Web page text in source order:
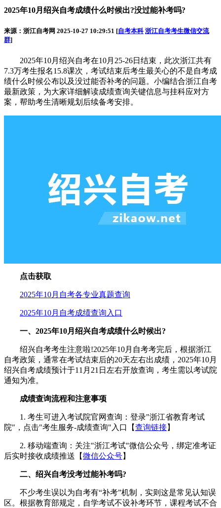
2025年10月绍兴自考成绩什么时候出?没过能补考吗?
来源：浙江自考网 2025-10-27 10:29:51 [自考本科 浙江自考考生微信交流
群]
2025年10月绍兴自考在10月25-26日结束，此次浙江共有
7.3万考生报名15.8课次，考试结束后考生最关心的不是自考成
绩什么时候公布以及没过能否补考的问题。小编结合浙江自考
最新政策，为大家详细解读成绩查询关键信息与挂科应对方
案，帮助考生清晰规划后续备考安排。
点击获取
2025年10月自考各专业真题查询
2025年10月自考成绩查询入口
一、2025年10月绍兴自考成绩什么时候出?
绍兴自考考生注意啦!2025年10月自考考完后，根据浙江
自考政策，通常在考试结束后的20天左右出成绩，2025年10月
绍兴自考成绩预计于11月21日左右开放查询，考生需以考试院
通知为准。
成绩查询流程和注意事项
1. 考生可进入考试院官网查询：登录"浙江省教育考试
院"，点击"考生服务-成绩查询"入口【查询链接】
2. 移动端查询：关注"浙江考试"微信公众号，绑定准考证
后实时接收成绩推送【微信公众号】
二、绍兴自考没考过能补考吗?
不少考生误以为自考有“补考”机制，实则这是常见认知误
区。根据教育部规定，自学考试不设补考环节，课程考试不合